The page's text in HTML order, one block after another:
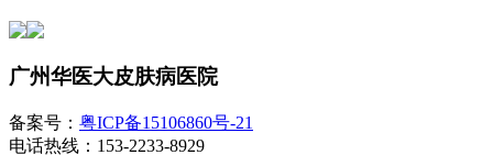
广州华医大皮肤病医院
备案号： 粤ICP备15106860号-21
电话热线：153-2233-8929